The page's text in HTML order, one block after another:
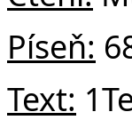
Píseň:
Text: